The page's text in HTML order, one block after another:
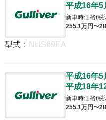
平成16年5
新車時価格(税
255.1万円〜
型式 : NHS69EA
平成16年5
平成18年
新車時価格(税
255.1万円〜